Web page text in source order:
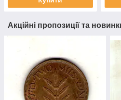
Акційні пропозиції та